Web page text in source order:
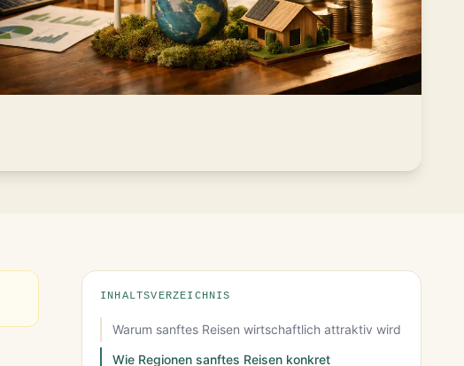
INHALTSVERZEICHNIS
Warum sanftes Reisen wirtschaftlich attraktiv wird
Wie Regionen sanftes Reisen konkret